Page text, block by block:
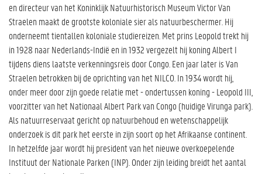
en directeur van het Koninklijk Natuurhistorisch Museum Victor Van
Straelen maakt de grootste koloniale sier als natuurbeschermer. Hij
onderneemt tientallen koloniale studiereizen. Met prins Leopold trekt hij
in 1928 naar Nederlands-Indië en in 1932 vergezelt hij koning Albert I
tijdens diens laatste verkenningsreis door Congo. Een jaar later is Van
Straelen betrokken bij de oprichting van het NILCO. In 1934 wordt hij,
onder meer door zijn goede relatie met - ondertussen koning - Leopold III,
voorzitter van het Nationaal Albert Park van Congo (huidige Virunga park).
Als natuurreservaat gericht op natuurbehoud en wetenschappelijk
onderzoek is dit park het eerste in zijn soort op het Afrikaanse continent.
In hetzelfde jaar wordt hij president van het nieuwe overkoepelende
Instituut der Nationale Parken (INP). Onder zijn leiding breidt het aantal